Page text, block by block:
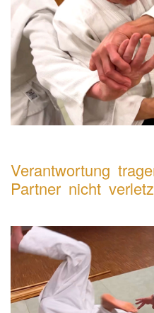
Verantwortung
Partner nicht